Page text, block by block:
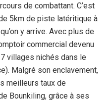
de combattant. C’est
5km de piste latéritique à
y arrive. Avec plus de
commercial devenu
villages nichés dans le
Malgré son enclavement,
meilleurs taux de
Bounkiling, grâce à ses